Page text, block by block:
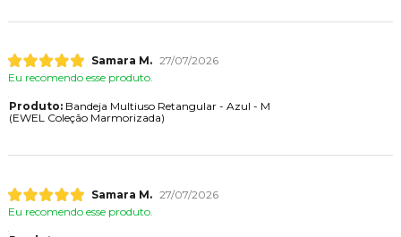
Samara M. 27/07/2026
Eu recomendo esse produto.
Produto:Bandeja Multiuso Retangular - Azul - M
(EWEL Coleção Marmorizada)
Samara M. 27/07/2026
Eu recomendo esse produto.